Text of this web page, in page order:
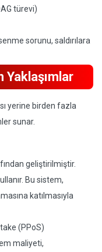
türevi)
sorunu, saldırılara
Yaklaşımlar
yerine birden fazla
sunar.
geliştirilmiştir.
Bu sistem,
katılmasıyla
(PPoS)
maliyeti,